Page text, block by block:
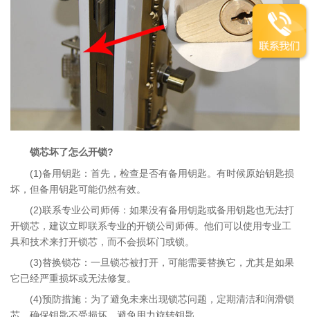
锁芯坏了怎么开锁?
(1)备用钥匙：首先，检查是否有备用钥匙。有时候原始钥匙损
坏，但备用钥匙可能仍然有效。
(2)联系专业公司师傅：如果没有备用钥匙或备用钥匙也无法打
开锁芯，建议立即联系专业的开锁公司师傅。他们可以使用专业工
具和技术来打开锁芯，而不会损坏门或锁。
(3)替换锁芯：一旦锁芯被打开，可能需要替换它，尤其是如果
它已经严重损坏或无法修复。
(4)预防措施：为了避免未来出现锁芯问题，定期清洁和润滑锁